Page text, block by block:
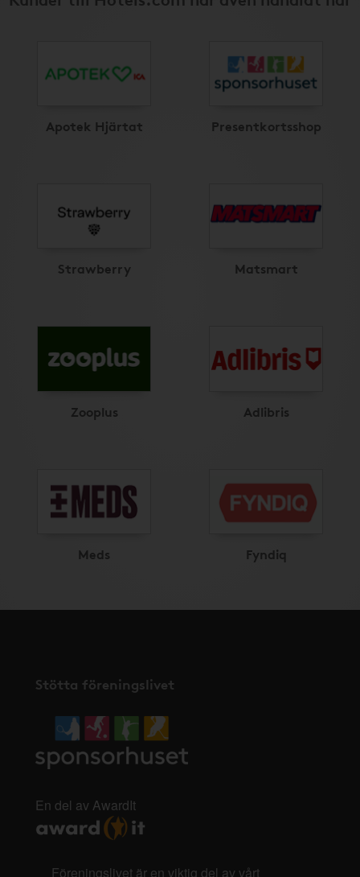
Apotek Hjärtat Presentkortsshop
Strawberry Matsmart
Zooplus Adlibris
Meds Fyndiq
Stötta föreningslivet
En del av AwardIt
Föreningslivet är en viktig del av vårt